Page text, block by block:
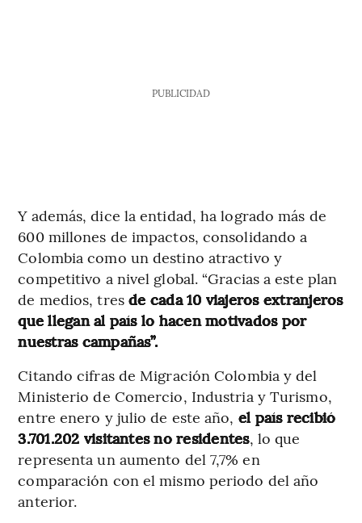
PUBLICIDAD
Y además, dice la entidad, ha logrado más de
600 millones de impactos, consolidando a
Colombia como un destino atractivo y
competitivo a nivel global. “Gracias a este plan
de medios, tresde cada 10 viajeros extranjeros
que llegan al país lo hacen motivados por
nuestras campañas”.
Citando cifras de Migración Colombia y del
Ministerio de Comercio, Industria y Turismo,
entre enero y julio de este año, el país recibió
3.701.202 visitantes no residentes, lo que
representa un aumento del 7,7% en
comparación con el mismo periodo del año
anterior.